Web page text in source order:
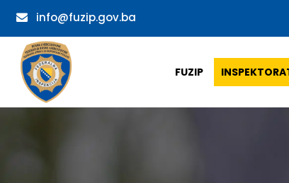
info@fuzip.gov.ba
FUZIP